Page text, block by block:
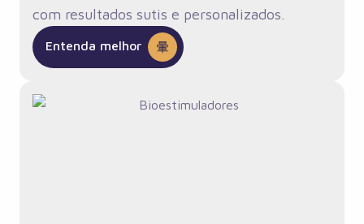
com resultados sutis e personalizados.
Entenda melhor